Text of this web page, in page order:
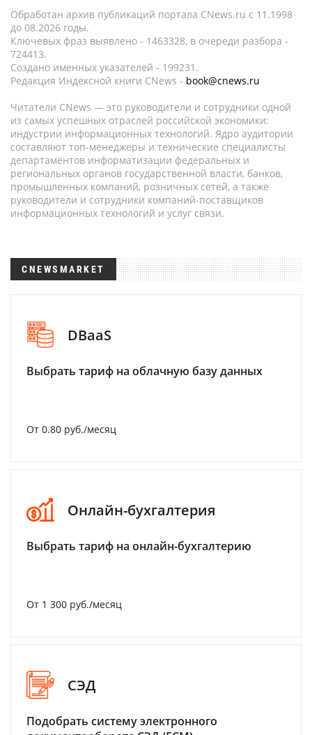
Обработан архив публикаций портала CNews.ru c 11.1998
до 08.2026 годы.
Ключевых фраз выявлено - 1463328, в очереди разбора -
724413.
Создано именных указателей - 199231.
Редакция Индексной книги CNews - book@cnews.ru
Читатели CNews — это руководители и сотрудники одной
из самых успешных отраслей российской экономики:
индустрии информационных технологий. Ядро аудитории
составляют топ-менеджеры и технические специалисты
департаментов информатизации федеральных и
региональных органов государственной власти, банков,
промышленных компаний, розничных сетей, а также
руководители и сотрудники компаний-поставщиков
информационных технологий и услуг связи.
CNEWSMARKET
DBaaS
Выбрать тариф на облачную базу данных
От 0.80 руб./месяц
Онлайн-бухгалтерия
Выбрать тариф на онлайн-бухгалтерию
От 1 300 руб./месяц
СЭД
Подобрать систему электронного